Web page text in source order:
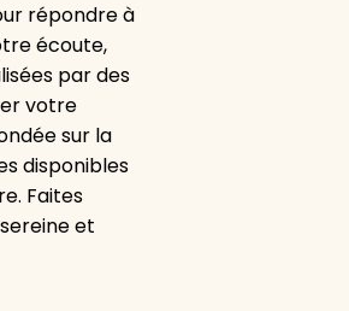
répondre à
écoute,
par des
votre
sur la
disponibles
Faites
et